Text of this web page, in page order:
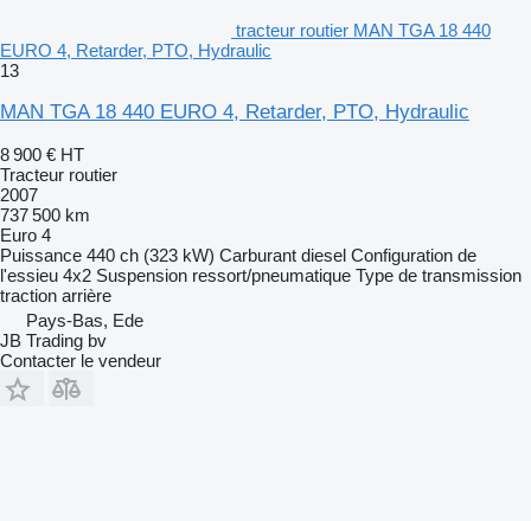
tracteur routier MAN TGA 18 440
EURO 4, Retarder, PTO, Hydraulic
13
MAN TGA 18 440 EURO 4, Retarder, PTO, Hydraulic
8 900 € HT
Tracteur routier
2007
737 500 km
Euro 4
Puissance 440 ch (323 kW) Carburant diesel Configuration de
l'essieu 4x2 Suspension ressort/pneumatique Type de transmission
traction arrière
Pays-Bas, Ede
JB Trading bv
Contacter le vendeur